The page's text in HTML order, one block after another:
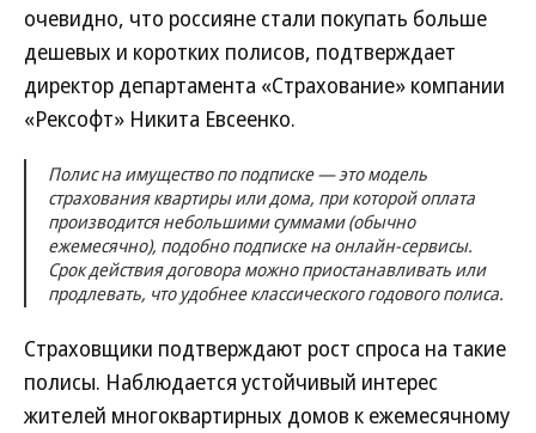
очевидно, что россияне стали покупать больше
дешевых и коротких полисов, подтверждает
директор департамента «Страхование» компании
«Рексофт» Никита Евсеенко.
Полис на имущество по подписке — это модель
страхования квартиры или дома, при которой оплата
производится небольшими суммами (обычно
ежемесячно), подобно подписке на онлайн-сервисы.
Срок действия договора можно приостанавливать или
продлевать, что удобнее классического годового полиса.
Страховщики подтверждают рост спроса на такие
полисы. Наблюдается устойчивый интерес
жителей многоквартирных домов к ежемесячному